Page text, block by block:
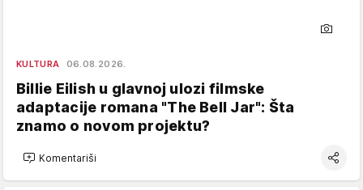
KULTURA 06.08.2026.
Billie Eilish u glavnoj ulozi filmske
adaptacije romana "The Bell Jar": Šta
znamo o novom projektu?
Komentariši